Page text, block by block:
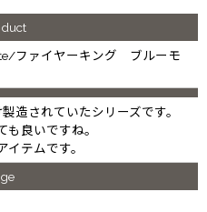
ファイヤーキング ブルーモ
造されていたシリーズです。
良いですね。
テムです。